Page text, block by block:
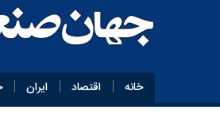
خانه اقتصاد ایران